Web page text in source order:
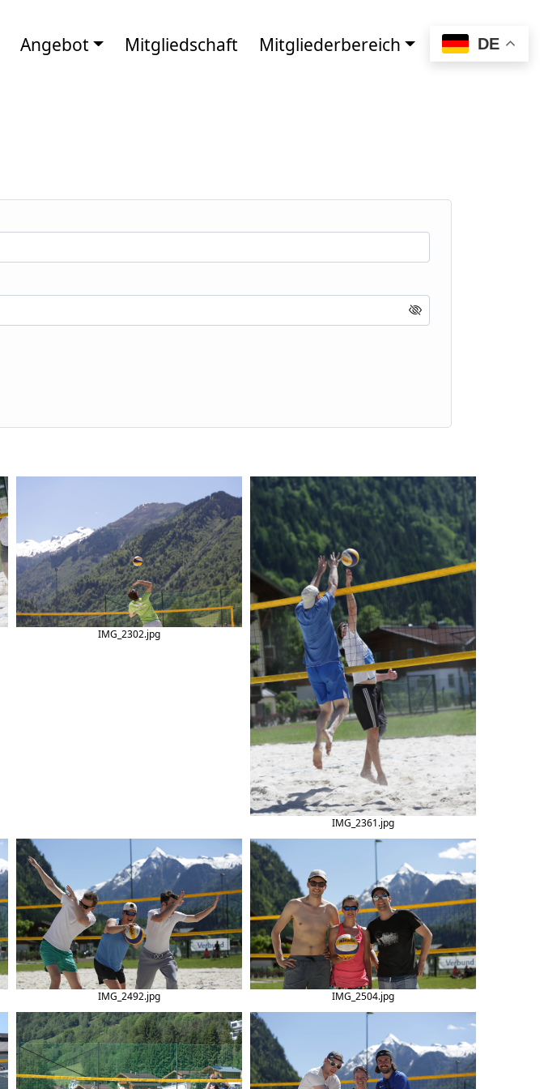
Angebot Mitgliedschaft Mitgliederbereich DE
IMG_2302.jpg
IMG_2361.jpg
IMG_2492.jpg IMG_2504.jpg